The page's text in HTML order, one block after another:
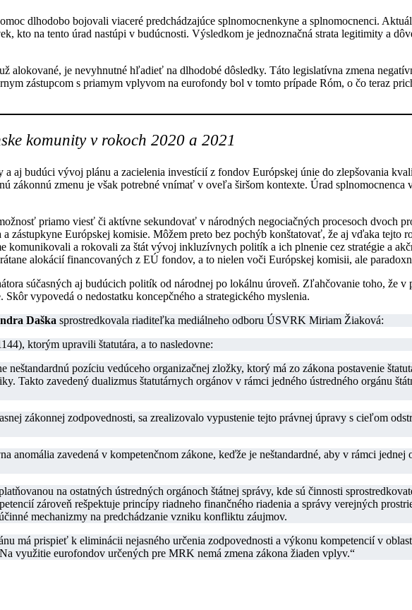
dlhodobo bojovali viaceré predchádzajúce splnomocnenkyne a splnomocnenci.
kto na tento úrad nastúpi v budúcnosti. Výsledkom je jednoznačná strata legitimity a
alokované, je nevyhnutné hľadieť na dlhodobé dôsledky. Táto legislatívna zmena
zástupcom s priamym vplyvom na eurofondy bol v tomto prípade Róm, o čo teraz
komunity v rokoch 2020 a 2021
aj budúci vývoj plánu a zacielenia investícií z fondov Európskej únie do zlepšovania
zákonnú zmenu je však potrebné vnímať v oveľa širšom kontexte. Úrad splnomocnenca
priamo viesť či aktívne sekundovať v národných negociačných procesoch dvoch
zástupkyne Európskej komisie. Môžem preto bez pochýb konštatovať, že aj vďaka tejto
a rokovali za štát vývoj inkluzívnych politík a ich plnenie cez stratégie a
alokácií financovaných z EÚ fondov, a to nielen voči Európskej komisii, ale
súčasných aj budúcich politík od národnej po lokálnu úroveň. Zľahčovanie toho, že v
vypovedá o nedostatku koncepčného a strategického myslenia.
Daška sprostredkovala riaditeľka mediálneho odboru ÚSVRK Miriam Žiaková:
ktorým upravili štatutára, a to nasledovne:
pozíciu vedúceho organizačnej zložky, ktorý má zo zákona postavenie
Takto zavedený dualizmus štatutárnych orgánov v rámci jedného ústredného orgánu
zákonnej zodpovednosti, sa zrealizovalo vypustenie tejto právnej úpravy s cieľom
anomália zavedená v kompetenčnom zákone, keďže je neštandardné, aby v rámci
na ostatných ústredných orgánoch štátnej správy, kde sú činnosti
zároveň rešpektuje princípy riadneho finančného riadenia a správy verejných
mechanizmy na predchádzanie vzniku konfliktu záujmov.
má prispieť k eliminácii nejasného určenia zodpovednosti a výkonu kompetencií v
využitie eurofondov určených pre MRK nemá zmena zákona žiaden vplyv.“